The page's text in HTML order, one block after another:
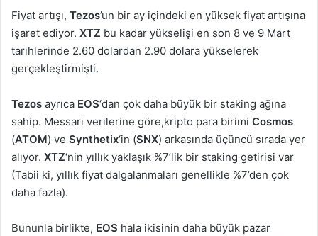
Fiyat artışı, Tezos’un bir ay içindeki en yüksek fiyat artışına
işaret ediyor. XTZ bu kadar yükselişi en son 8 ve 9 Mart
tarihlerinde 2.60 dolardan 2.90 dolara yükselerek
gerçekleştirmişti.
Tezos ayrıca EOS‘dan çok daha büyük bir staking ağına
sahip. Messari verilerine göre,kripto para birimi Cosmos
(ATOM) ve Synthetix‘in (SNX) arkasında üçüncü sırada yer
alıyor. XTZ‘nin yıllık yaklaşık %7’lik bir staking getirisi var
(Tabii ki, yıllık fiyat dalgalanmaları genellikle %7’den çok
daha fazla).
Bununla birlikte, EOS hala ikisinin daha büyük pazar